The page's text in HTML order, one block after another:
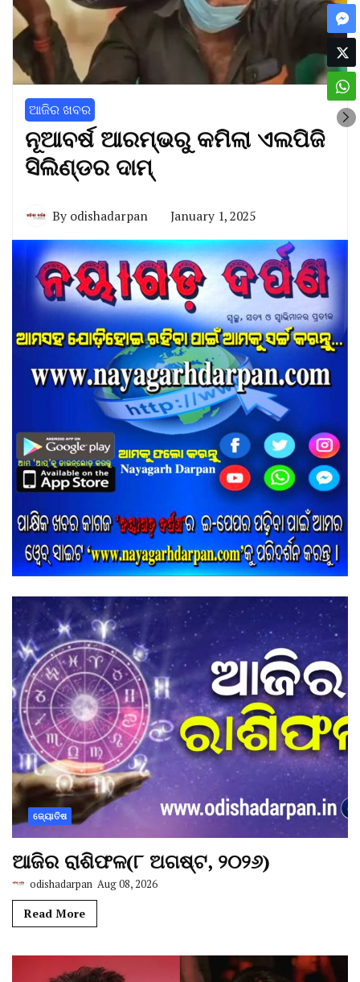
ଆଜିର ଖବର
ନୂଆବର୍ଷ ଆରମ୍ଭରୁ କମିଲା ଏଲପିଜି
ସିଲିଣ୍ଡର ଦାମ୍‌
By odishadarpan January 1, 2025
ଜ୍ୟୋତିଷ
ଆଜିର ରାଶିଫଳ(୮ ଅଗଷ୍ଟ, ୨୦୨୬)
odishadarpan Aug 08, 2026
Read More